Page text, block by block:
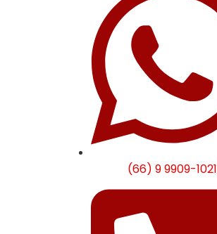
(66) 9 9909-1021